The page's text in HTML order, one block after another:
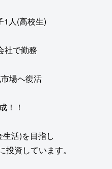
1人(高校生)
社で勤務
場へ復活
！！
活)を目指し
資しています。